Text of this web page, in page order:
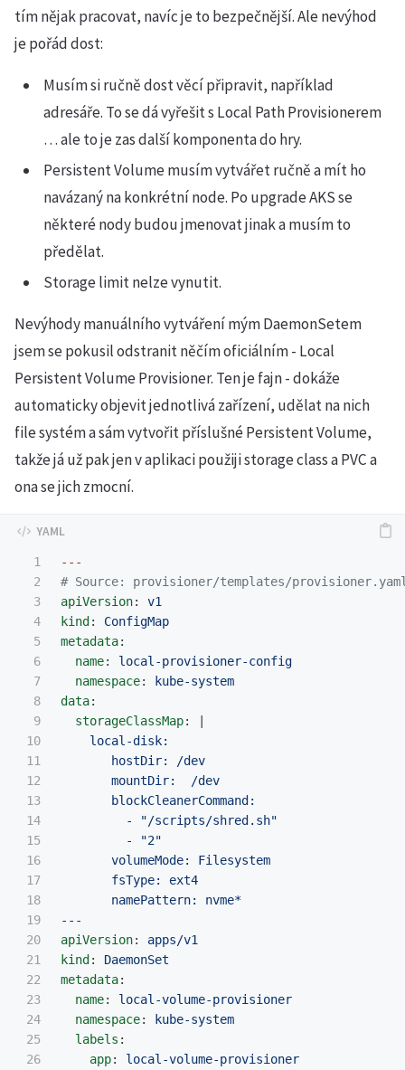
tím nějak pracovat, navíc je to bezpečnější. Ale nevýhod
je pořád dost:
Musím si ručně dost věcí připravit, například
adresáře. To se dá vyřešit s Local Path Provisionerem
… ale to je zas další komponenta do hry.
Persistent Volume musím vytvářet ručně a mít ho
navázaný na konkrétní node. Po upgrade AKS se
některé nody budou jmenovat jinak a musím to
předělat.
Storage limit nelze vynutit.
Nevýhody manuálního vytváření mým DaemonSetem
jsem se pokusil odstranit něčím oficiálním - Local
Persistent Volume Provisioner. Ten je fajn - dokáže
automaticky objevit jednotlivá zařízení, udělat na nich
file systém a sám vytvořit příslušné Persistent Volume,
takže já už pak jen v aplikaci použiji storage class a PVC a
ona se jich zmocní.
1
2
3
4
5
6
7
8
9
10
11
12
13
14
15
16
17
18
19
20
21
22
23
24
25
26
---
# Source: provisioner/templates/
apiVersion:
v1
kind :
ConfigMap
metadata:
name:
local-provisioner-config
namespace:
kube-system
data:
storageClassMap:
local-disk:
hostDir: /dev
mountDir:  /dev
blockCleanerCommand:
- "/scripts/shred.sh"
- "2"
volumeMode: Filesystem
fsType: ext4
namePattern: nvme*
---
apiVersion:
apps/v1
kind :
DaemonSet
metadata:
name:
local-volume-provisioner
namespace:
kube-system
labels :
app:
local-volume-provisioner